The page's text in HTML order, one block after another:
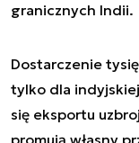
granicznych Indii.
Dostarczenie
tylko dla
się eksportu